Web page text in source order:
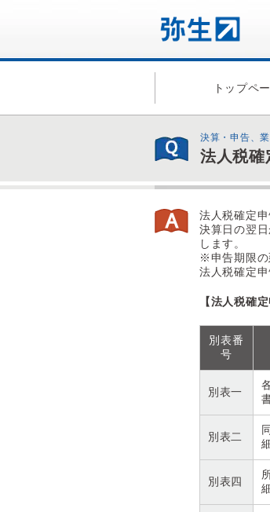
トップペ
決算・申告、
法人税確
法人税確定
決算日の翌
します。
※申告期限の
法人税確定
【法人税確
別表番
号
別表一
別表二
別表四